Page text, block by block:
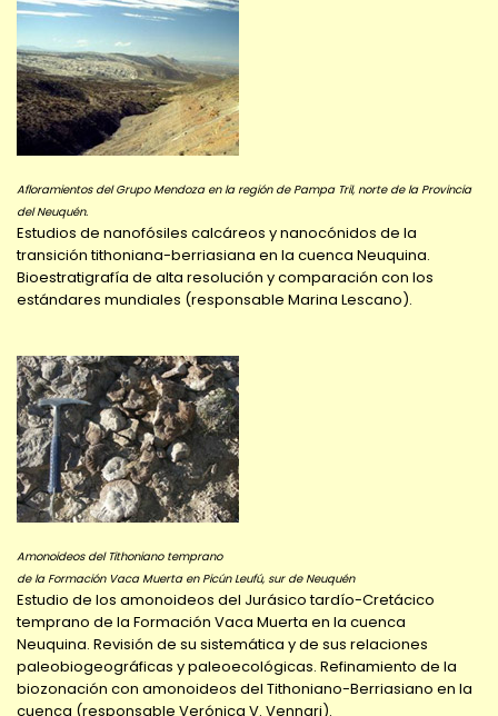
Afloramientos del Grupo Mendoza en la región de Pampa Tril, norte de la Provincia
del Neuquén.
Estudios de nanofósiles calcáreos y nanocónidos de la
transición tithoniana-berriasiana en la cuenca Neuquina.
Bioestratigrafía de alta resolución y comparación con los
estándares mundiales (responsable Marina Lescano).
Amonoideos del Tithoniano temprano
de la Formación Vaca Muerta en Picún Leufú, sur de Neuquén
Estudio de los amonoideos del Jurásico tardío-Cretácico
temprano de la Formación Vaca Muerta en la cuenca
Neuquina. Revisión de su sistemática y de sus relaciones
paleobiogeográficas y paleoecológicas. Refinamiento de la
biozonación con amonoideos del Tithoniano-Berriasiano en la
cuenca (responsable Verónica V. Vennari).